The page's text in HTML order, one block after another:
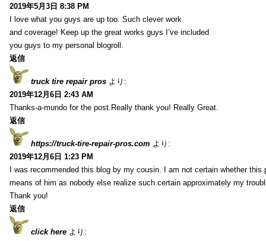
2019年5月3日 8:38 PM
I love what you guys are up too. Such clever work
and coverage! Keep up the great works guys I’ve included
you guys to my personal blogroll.
返信
truck tire repair pros より:
2019年12月6日 2:43 AM
Thanks-a-mundo for the post.Really thank you! Really Great.
返信
https://truck-tire-repair-pros.com より:
2019年12月6日 1:23 PM
I was recommended this blog by my cousin. I am not certain whether this
means of him as nobody else realize such certain approximately my
Thank you!
返信
click here より: